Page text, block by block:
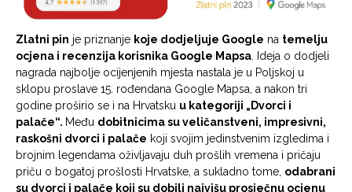
Zlatni pin je priznanje koje dodjeljuje Google na temelju
ocjena i recenzija korisnika Google Mapsa . Ideja o dodjeli
nagrada najbolje ocijenjenih mjesta nastala je u Poljskoj u
sklopu proslave 15. rođendana Google Mapsa, a nakon tri
godine proširio se i na Hrvatsku u kategoriji „Dvorci i
palače“. Među dobitnicima su veličanstveni, impresivni,
raskošni dvorci i palače koji svojim jedinstvenim izgledima i
brojnim legendama oživljavaju duh prošlih vremena i pričaju
priču o bogatoj prošlosti Hrvatske, a sukladno tome, odabrani
su dvorci i palače koji su dobili najvišu prosječnu ocjenu